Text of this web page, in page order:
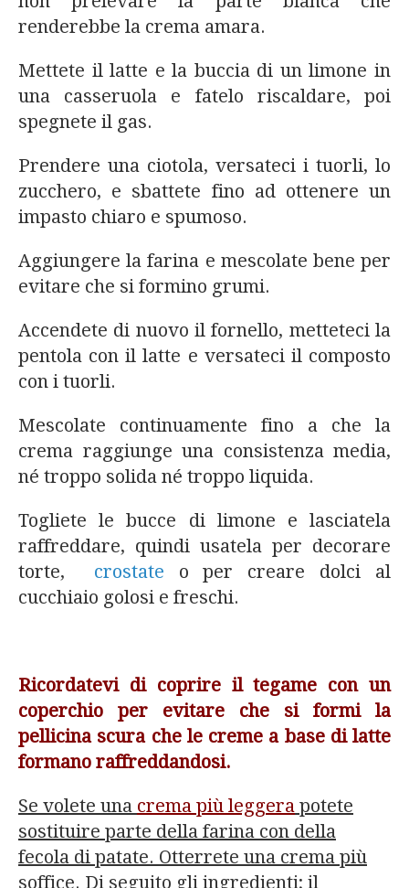
renderebbe la crema amara.
Mettete il latte e la buccia di un limone in
una casseruola e fatelo riscaldare, poi
spegnete il gas.
Prendere una ciotola, versateci i tuorli, lo
zucchero, e sbattete fino ad ottenere un
impasto chiaro e spumoso.
Aggiungere la farina e mescolate bene per
evitare che si formino grumi.
Accendete di nuovo il fornello, metteteci la
pentola con il latte e versateci il composto
con i tuorli.
Mescolate continuamente fino a che la
crema raggiunge una consistenza media,
né troppo solida né troppo liquida.
Togliete le bucce di limone e lasciatela
raffreddare, quindi usatela per decorare
torte, crostate o per creare dolci al
cucchiaio golosi e freschi.
Ricordatevi di coprire il tegame con un
coperchio per evitare che si formi la
pellicina scura che le creme a base di latte
formano raffreddandosi.
Se volete una crema più leggera potete
sostituire parte della farina con della
fecola di patate. Otterrete una crema più
soffice. Di seguito gli ingredienti; il